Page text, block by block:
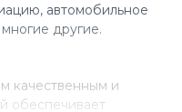
автомобильное
другие.
качественным и
обеспечивает